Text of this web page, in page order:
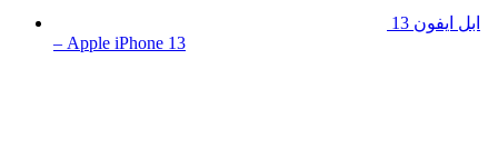
ابل ايفون 13
– Apple iPhone 13